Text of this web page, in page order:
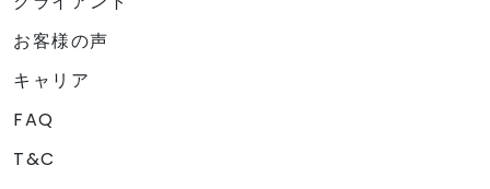
お客様の声
キャリア
FAQ
T&C